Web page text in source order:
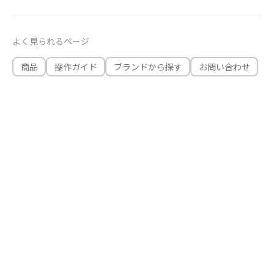
よく見られるページ
商品 操作ガイド ブランドから探す お問い合わせ